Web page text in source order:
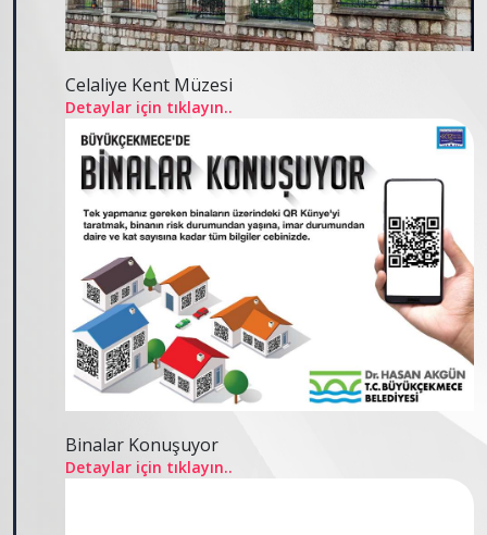
Celaliye Kent Müzesi
Detaylar için tıklayın..
Binalar Konuşuyor
Detaylar için tıklayın..